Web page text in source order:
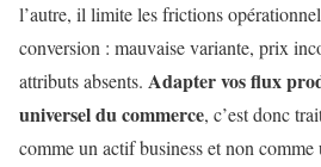
l’autre, il limite les frictions
conversion : mauvaise variante, prix
attributs absents. Adapter vos flux
universel du commerce, c’est donc
comme un actif business et non